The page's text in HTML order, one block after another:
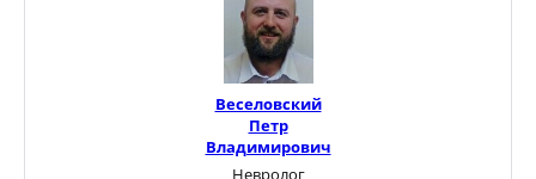
Веселовский
Петр
Владимирович
Невролог